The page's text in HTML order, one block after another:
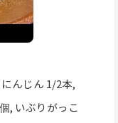
んじん 1/2本,
, いぶりがっこ